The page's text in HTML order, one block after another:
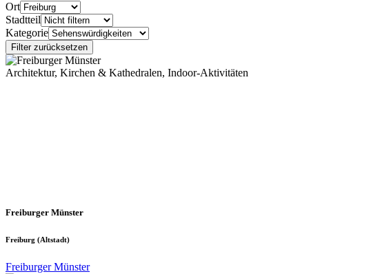
Ort
Stadtteil
Kategorie
Filter zurücksetzen
Architektur, Kirchen & Kathedralen, Indoor-Aktivitäten
Freiburger Münster
Freiburg (Altstadt)
Freiburger Münster